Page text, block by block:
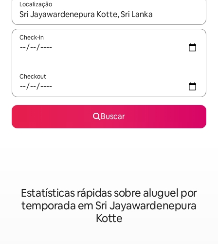
Localização
Quando os resultados estiverem disponíveis, explore-os
Check-in
Checkout
Buscar
Estatísticas rápidas sobre aluguel por
temporada em Sri Jayawardenepura
Kotte